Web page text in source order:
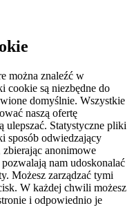
można znaleźć w
cookie są niezbędne do
domyślnie. Wszystkie
naszą ofertę
ulepszać. Statystyczne pliki
sposób odwiedzający
anonimowe
nam udoskonalać
Możesz zarządzać tymi
W każdej chwili możesz
i odpowiednio je